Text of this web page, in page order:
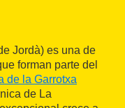
Jordà) es una de
forman parte del
de la Garrotxa
de La